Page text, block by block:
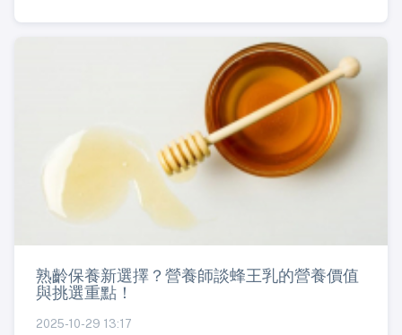
熟齡保養新選擇？營養師談蜂王乳的營養價值
與挑選重點！
2025-10-29 13:17